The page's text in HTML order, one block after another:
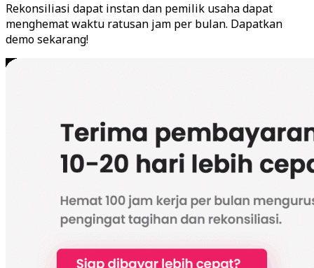
Rekonsiliasi dapat instan dan pemilik usaha dapat
menghemat waktu ratusan jam per bulan. Dapatkan
demo sekarang!